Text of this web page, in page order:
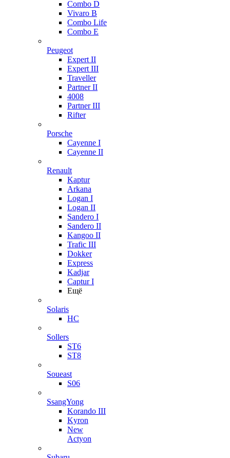
Combo D
Vivaro B
Combo Life
Combo E
Peugeot
Expert II
Expert III
Traveller
Partner II
4008
Partner III
Rifter
Porsche
Cayenne I
Cayenne II
Renault
Kaptur
Arkana
Logan I
Logan II
Sandero I
Sandero II
Kangoo II
Trafic III
Dokker
Express
Kadjar
Captur I
Ещё
Solaris
HC
Sollers
ST6
ST8
Soueast
S06
SsangYong
Korando III
Kyron
New
Actyon